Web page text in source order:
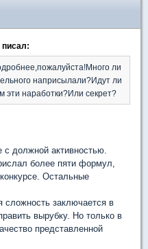
писал:
ли
наприсылали?Идут ли
наработки?Или секрет?
с должной активностью.
более пяти формул,
Остальные
заключается в
вырубку. Но только в
представленной